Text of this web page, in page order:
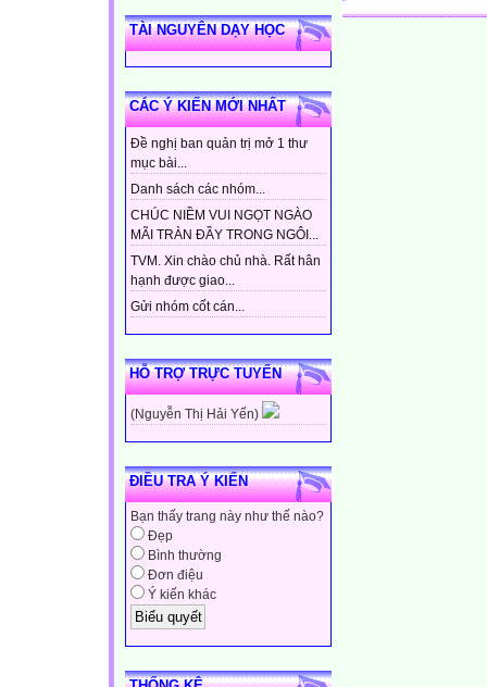
TÀI NGUYÊN DẠY HỌC
CÁC Ý KIẾN MỚI NHẤT
Đề nghị ban quản trị mở 1 thư
mục bài...
Danh sách các nhóm...
CHÚC NIỀM VUI NGỌT NGÀO
MÃI TRÀN ĐẦY TRONG NGÔI...
TVM. Xin chào chủ nhà. Rất hân
hạnh được giao...
Gửi nhóm cốt cán...
HỖ TRỢ TRỰC TUYẾN
(Nguyễn Thị Hải Yến)
ĐIỀU TRA Ý KIẾN
Bạn thấy trang này như thế nào?
Đẹp
Bình thường
Đơn điệu
Ý kiến khác